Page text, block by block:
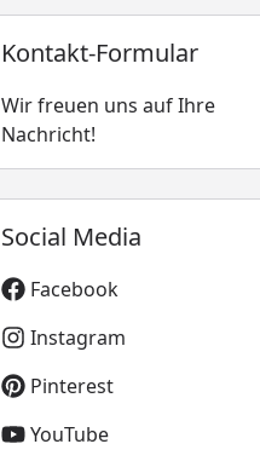
Kontakt-Formular
Wir freuen uns auf Ihre
Nachricht!
Social Media
Facebook
Instagram
Pinterest
YouTube